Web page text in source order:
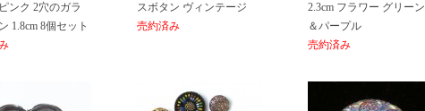
ンク 2穴のガラ
1.8cm 8個セット
スボタン ヴィンテージ
売約済み
2.3cm フラワー グリーン
＆パープル
売約済み